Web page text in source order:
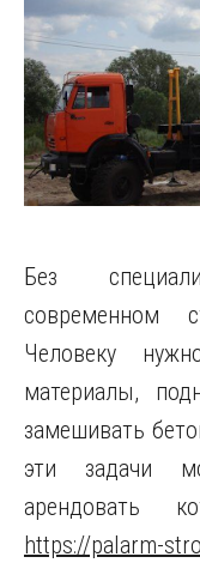
Без
современном
Человеку
материалы,
замешивать
эти задачи
арендовать
https://palarm-